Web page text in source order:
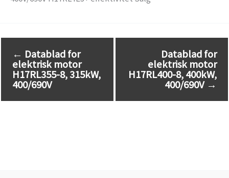
← Datablad for
elektrisk motor
H17RL355-8, 315kW,
400/690V
Datablad for
elektrisk motor
H17RL400-8, 400kW,
400/690V →